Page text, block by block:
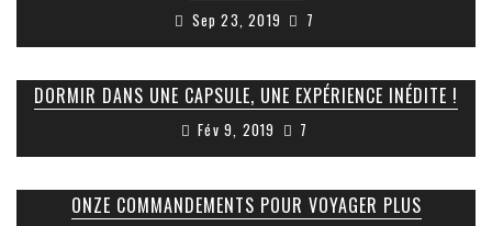
Sep 23, 2019 7
DORMIR DANS UNE CAPSULE, UNE EXPÉRIENCE INÉDITE !
Fév 9, 2019 7
ONZE COMMANDEMENTS POUR VOYAGER PLUS